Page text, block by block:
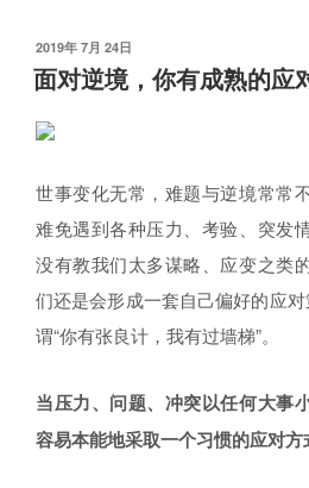
发
布
于
2019年 7月 24日
面对逆境，你有成熟的应
世事变化无常，难题与逆境常常
难免遇到各种压力、考验、突发
没有教我们太多谋略、应变之类
们还是会形成一套自己偏好的应
谓“你有张良计，我有过墙梯”。
当压力、问题、冲突以任何大事
容易本能地采取一个习惯的应对方